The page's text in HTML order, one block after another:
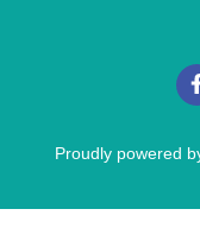
Proudly powered